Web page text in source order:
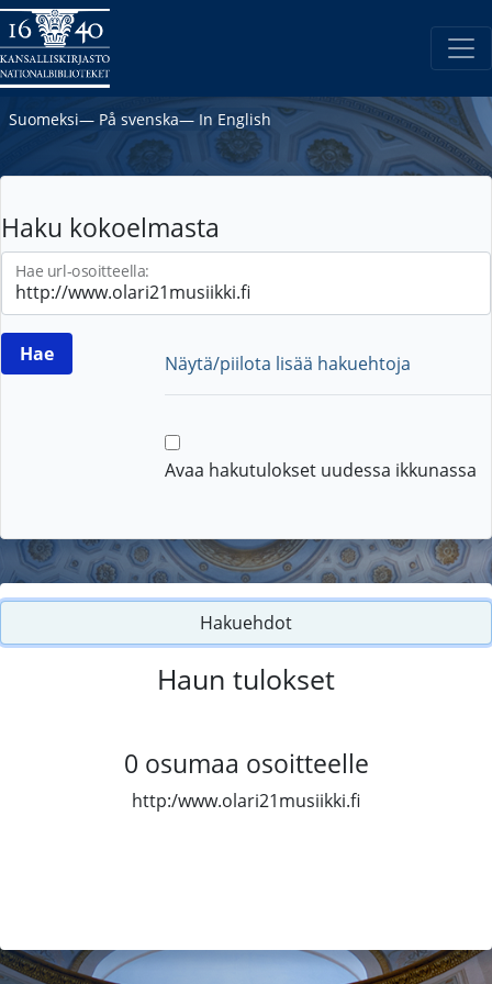
Suomeksi― På svenska― In English
Haku kokoelmasta
Hae url-osoitteella:
Näytä/piilota lisää hakuehtoja
Avaa hakutulokset uudessa ikkunassa
Hakuehdot
Haun tulokset
0 osumaa osoitteelle
http:/www.olari21musiikki.fi